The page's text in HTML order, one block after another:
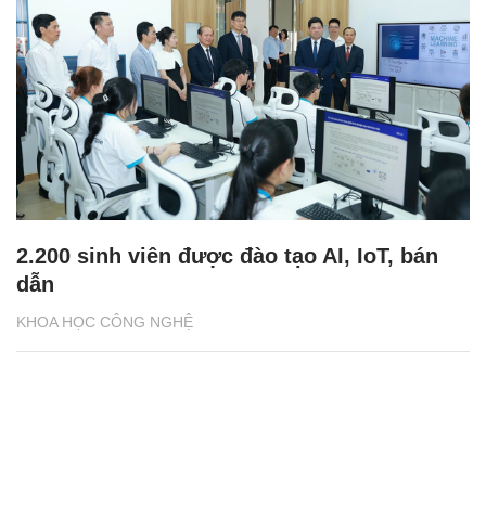
KHOA HỌC CÔNG NGHỆ
2.200 sinh viên được đào tạo AI, IoT, bán
dẫn